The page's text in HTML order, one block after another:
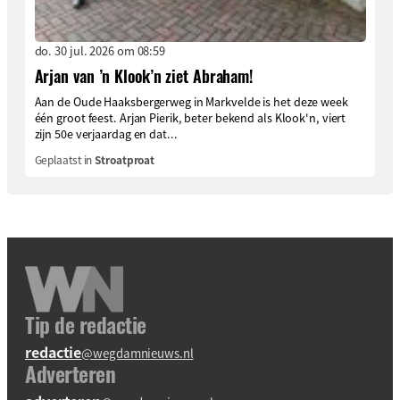
do. 30 jul. 2026 om 08:59
Arjan van ’n Klook’n ziet Abraham!
Aan de Oude Haaksbergerweg in Markvelde is het deze week
één groot feest. Arjan Pierik, beter bekend als Klook'n, viert
zijn 50e verjaardag en dat...
Geplaatst inStroatproat
Tip de redactie
redactie@wegdamnieuws.nl
Adverteren